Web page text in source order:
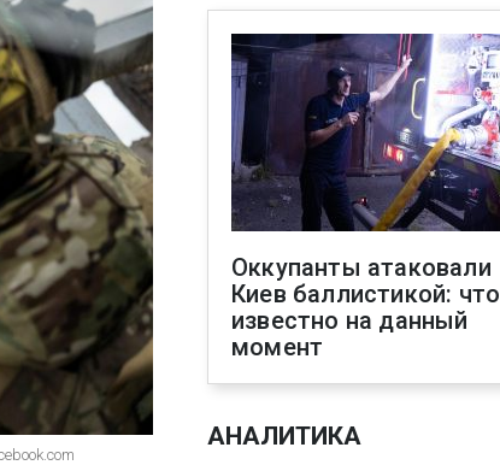
Оккупанты атаковали
Киев баллистикой: что
известно на данный
момент
АНАЛИТИКА